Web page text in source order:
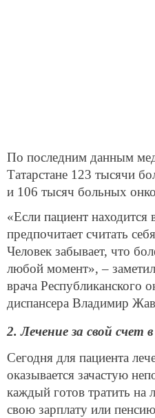
По последним данным
Татарстане 123 тысячи
и 106 тысяч больных
«Если пациент находится
предпочитает считать
Человек забывает, что
любой момент», – заметил
врача Республиканского
диспансера Владимир
2. Лечение за свой счет
Сегодня для пациента
оказывается зачастую
каждый готов тратить на
свою зарплату или